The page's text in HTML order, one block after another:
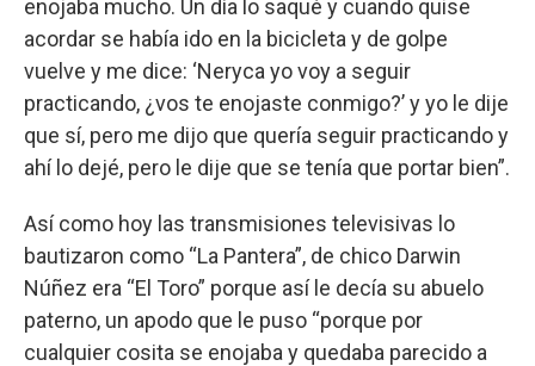
enojaba mucho. Un día lo saqué y cuando quise
acordar se había ido en la bicicleta y de golpe
vuelve y me dice: ‘Neryca yo voy a seguir
practicando, ¿vos te enojaste conmigo?’ y yo le dije
que sí, pero me dijo que quería seguir practicando y
ahí lo dejé, pero le dije que se tenía que portar bien”.
Así como hoy las transmisiones televisivas lo
bautizaron como “La Pantera”, de chico Darwin
Núñez era “El Toro” porque así le decía su abuelo
paterno, un apodo que le puso “porque por
cualquier cosita se enojaba y quedaba parecido a